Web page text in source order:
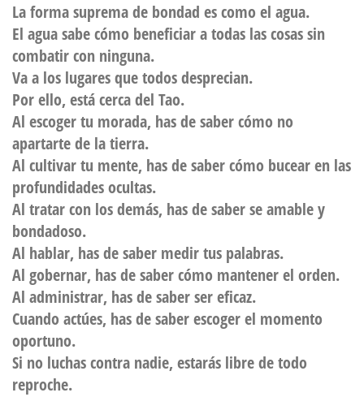
La forma suprema de bondad es como el agua.
El agua sabe cómo beneficiar a todas las cosas sin
combatir con ninguna.
Va a los lugares que todos desprecian.
Por ello, está cerca del Tao.
Al escoger tu morada, has de saber cómo no
apartarte de la tierra.
Al cultivar tu mente, has de saber cómo bucear en las
profundidades ocultas.
Al tratar con los demás, has de saber se amable y
bondadoso.
Al hablar, has de saber medir tus palabras.
Al gobernar, has de saber cómo mantener el orden.
Al administrar, has de saber ser eficaz.
Cuando actúes, has de saber escoger el momento
oportuno.
Si no luchas contra nadie, estarás libre de todo
reproche.